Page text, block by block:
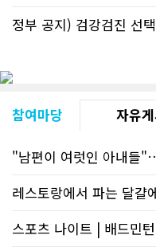
정부 공지) 검강검진 선
참여마당 자유
"남편이 여럿인 아내들
레스토랑에서 파는 달걀
스포츠 나이트 | 배드민